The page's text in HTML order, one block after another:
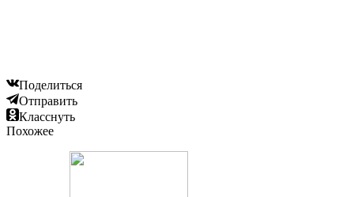
Поделиться
Отправить
Класснуть
Похожее